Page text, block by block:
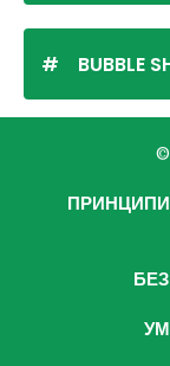
BUBBLE
©
ПРИНЦИПИ